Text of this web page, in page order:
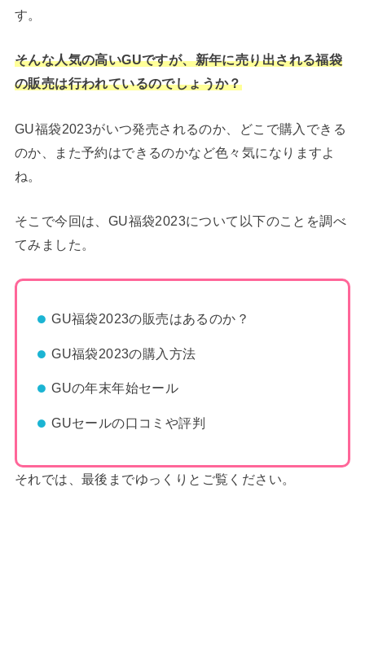
す。
そんな人気の高いGUですが、新年に売り出される福袋
の販売は行われているのでしょうか？
GU福袋2023がいつ発売されるのか、どこで購入できる
のか、また予約はできるのかなど色々気になりますよ
ね。
そこで今回は、GU福袋2023について以下のことを調べ
てみました。
GU福袋2023の販売はあるのか？
GU福袋2023の購入方法
GUの年末年始セール
GUセールの口コミや評判
それでは、最後までゆっくりとご覧ください。